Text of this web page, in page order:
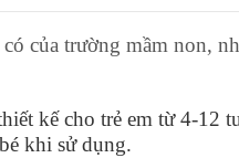
của trường mầm non,
kế cho trẻ em từ 4-12
khi sử dụng.